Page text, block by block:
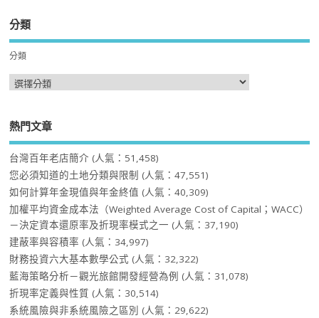
分類
分類
熱門文章
台灣百年老店簡介 (人氣：51,458)
您必須知道的土地分類與限制 (人氣：47,551)
如何計算年金現值與年金終值 (人氣：40,309)
加權平均資金成本法（Weighted Average Cost of Capital；WACC）
－決定資本還原率及折現率模式之一 (人氣：37,190)
建蔽率與容積率 (人氣：34,997)
財務投資六大基本數學公式 (人氣：32,322)
藍海策略分析－觀光旅館開發經營為例 (人氣：31,078)
折現率定義與性質 (人氣：30,514)
系統風險與非系統風險之區別 (人氣：29,622)